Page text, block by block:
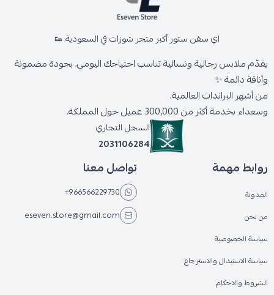
اي سفن ستور أكبر متجر شوزات في السعودية 👟
يقدّم ملابس رجالية ونسائية تناسب احتياجك اليومي، بجودة مضمونة
وأناقة دائمة ✨
من أشهر البراندات العالمية،
وسعداء بخدمة أكثر من 300,000 عميل حول المملكة.
السجل التجاري
2031106284
روابط مهمة
المدونة
من نحن
سياسة الخصوصية
سياسة الاستبدال والاسترجاع
الشروط والاحكام
تواصل معنا
+966566229730
eseven.store@gmail.com